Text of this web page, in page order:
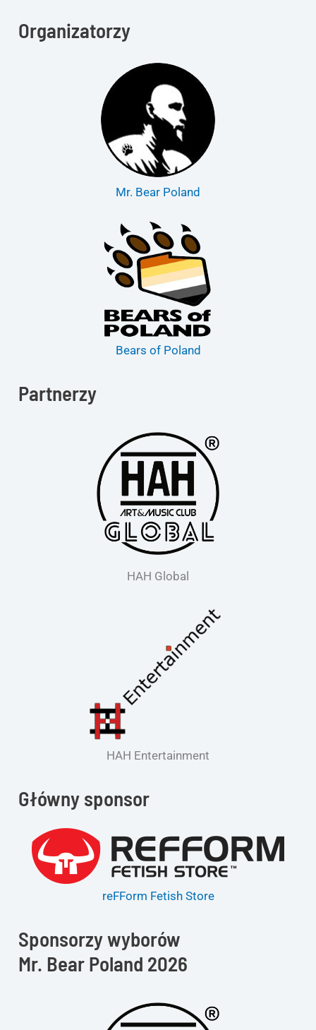
Organizatorzy
Mr. Bear Poland
Bears of Poland
Partnerzy
HAH Global
HAH Entertainment
Główny sponsor
reFForm Fetish Store
Sponsorzy wyborów
Mr. Bear Poland 2026